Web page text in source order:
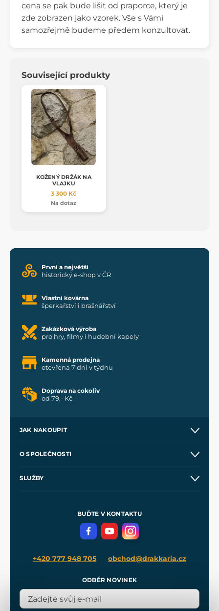
cena se pak bude lišit od praporce, který je
zde zobrazen jako vzorek. Vše s Vámi
samozřejmě budeme předem konzultovat.
Související produkty
KOŽENÝ DRŽÁK NA
VLAJKU
3 300 Kč
Na dotaz
První a největší
historický e-shop v ČR
Vlastní kovárna
šperkařství i brašnářství
Zakázková výroba
pro hry, filmy i hudební kapely
Kamenná prodejna
otevřena 7 dní v týdnu
Doprava na cokoliv
od 79,- Kč
JAK NAKOUPIT
Velkoobchod
O SPOLEČNOSTI
SLUŽBY
Meče pro Kingdom Come
BUĎTE V KONTAKTU
+420 777 948 705 obchod@drakkaria.cz
ODBĚR NOVINEK